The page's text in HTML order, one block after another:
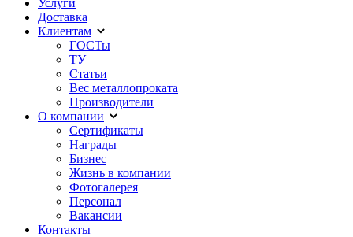
Услуги
Доставка
Клиентам
ГОСТы
ТУ
Статьи
Вес металлопроката
Производители
О компании
Сертификаты
Награды
Бизнес
Жизнь в компании
Фотогалерея
Персонал
Вакансии
Контакты